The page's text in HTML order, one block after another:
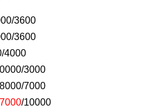
3600
3600
4000
3000
7000
/10000